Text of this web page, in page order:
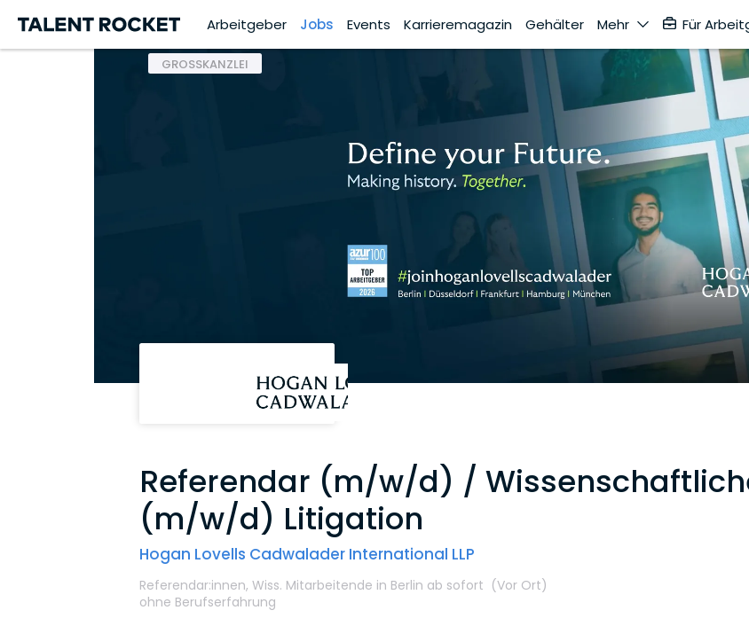
Arbeitgeber Jobs Events Karrieremagazin Gehälter Mehr Für
GROSSKANZLEI
Referendar (m/w/d) /
(m/w/d) Litigation
Hogan Lovells Cadwalader International LLP
Referendar:innen, Wiss. Mitarbeitende in Berlin ab sofort (Vor Ort)
ohne Berufserfahrung